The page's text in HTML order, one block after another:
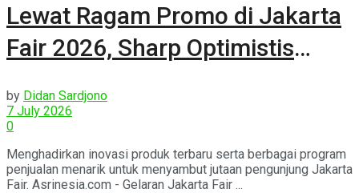
Lewat Ragam Promo di Jakarta
Fair 2026, Sharp Optimistis
by Didan Sardjono
7 July 2026
0
Menghadirkan inovasi produk terbaru serta berbagai program
penjualan menarik untuk menyambut jutaan pengunjung Jakarta
Fair. Asrinesia.com - Gelaran Jakarta Fair ...